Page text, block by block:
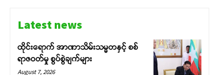
Latest news
ထိုင်းရောက် အာဏာသိမ်းသမ္မတနှင့် စစ်
ရာဇဝတ်မှု စွပ်စွဲချက်များ
August 7, 2026